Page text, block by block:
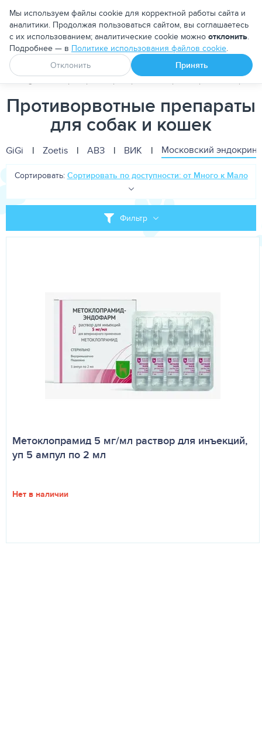
Москва
Апоквел Ветмедин От блох и клещей
PetDog Ветеринарные препараты Противорвотные
Противорвотные препараты
для собак и кошек
GiGi | Zoetis | АВЗ | ВИК | Московский
Фильтр
Сортировать: Сортировать по доступности: от Много к Мало
Метоклопрамид 5 мг/мл раствор для инъекций,
уп 5 ампул по 2 мл
Нет в наличии
Мы используем файлы cookie для корректной работы сайта и
аналитики. Продолжая пользоваться сайтом, вы соглашаетесь
с их использованием; аналитические cookie можно отклонить.
Подробнее — в Политике использования файлов cookie.
Отклонить
Принять